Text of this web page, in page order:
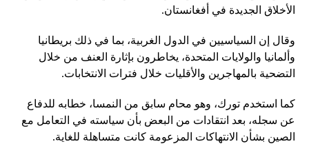
الأخلاق الجديدة في أفغانستان.
وقال إن السياسيين في الدول الغربية، بما في ذلك بريطانيا
وألمانيا والولايات المتحدة، يخاطرون بإثارة العنف من خلال
التضحية بالمهاجرين والأقليات خلال فترات الانتخابات.
كما استخدم تورك، وهو محام سابق من النمسا، خطابه للدفاع
عن سجله، بعد انتقادات من البعض بأن سياسته في التعامل مع
الصين بشأن الانتهاكات المزعومة كانت متساهلة للغاية.